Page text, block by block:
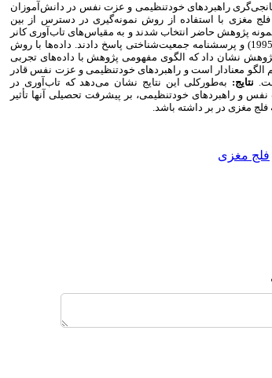
راهبردهای خود‌تنظیمی و عزت نفس در دانش‌آموزان
مبتلا به فلج مغزی با استفاده از روش نمونه‌گیری در دسترس از بین
پژوهش حاضر انتخاب شدند و به مقیاس‌های تاب‌آوری کانر
و دیویدسون (2003)، عزت نفس کوپر اسمیت (1967)، راهبردهای خودتنظیمی بوفارد و همکاران (1995) و پرسشنامه جمعیت‌شناختی پاسخ دادند. داده‌ها با روش
پژوهش نشان داد که الگوی مفهومی پژوهش با داده‌های تجربی
معنادار است و راهبردهای خود‌تنظیمی و عزت نفس قادر
نتایج: به‌طور‌کلی این نتایج نشان می‌دهد که تاب‌آوری در
و راهبردهای خودتنظیمی، بر پیشرفت تحصیلی آنها تأثیر
فلج مغزی در بر داشته باشد.
فلج مغزی